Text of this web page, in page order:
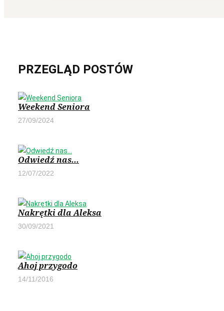
PRZEGLĄD POSTÓW
Weekend Seniora
27/09/2024
Odwiedź nas...
12/07/2022
Nakrętki dla Aleksa
30/09/2021
Ahoj przygodo
14/11/2016